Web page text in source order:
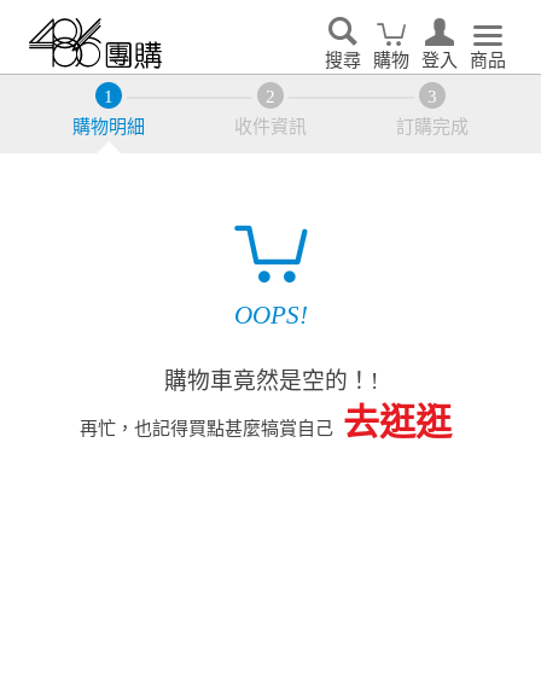
搜尋 購物 登入 商品
購物明細 收件資訊 訂購完成
OOPS!
購物車竟然是空的！!
再忙，也記得買點甚麼犒賞自己 去逛逛